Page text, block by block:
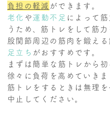
負担の軽減ができます。
老化 や運動不足 によって
うため、筋トレをして筋
股関節周辺の筋肉を鍛える
足立ち がおすすめです。
まずは簡単な筋トレから
徐々に負荷を高めていきま
筋トレをするときは無理
中止してください。